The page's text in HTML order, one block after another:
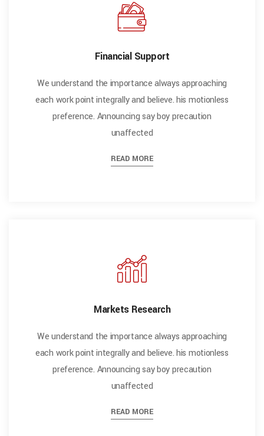
Financial Support
We understand the importance always approaching
each work point integrally and believe. his motionless
preference. Announcing say boy precaution
unaffected
READ MORE
Markets Research
We understand the importance always approaching
each work point integrally and believe. his motionless
preference. Announcing say boy precaution
unaffected
READ MORE